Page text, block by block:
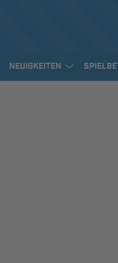
NEUIGKEITEN